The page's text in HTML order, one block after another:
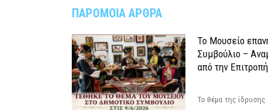
ΠΑΡΟΜΟΙΑ ΑΡΘΡΑ
Το Μουσείο
Συμβούλιο –
από την Επιτροπή
Το θέμα της ίδρυσης